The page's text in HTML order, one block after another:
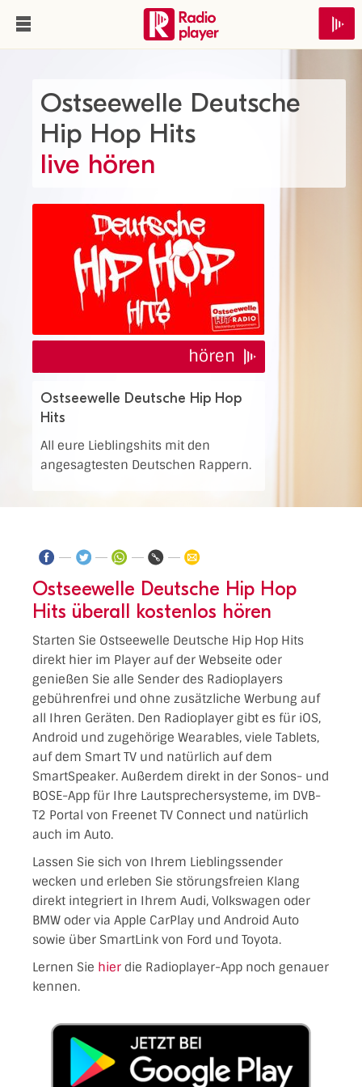
Ostseewelle Deutsche
Hip Hop Hits
live hören
hören
Ostseewelle Deutsche Hip Hop
Hits
All eure Lieblingshits mit den
angesagtesten Deutschen Rappern.
Ostseewelle Deutsche Hip Hop
Hits überall kostenlos hören
Starten Sie Ostseewelle Deutsche Hip Hop Hits
direkt hier im Player auf der Webseite oder
genießen Sie alle Sender des Radioplayers
gebührenfrei und ohne zusätzliche Werbung auf
all Ihren Geräten. Den Radioplayer gibt es für iOS,
Android und zugehörige Wearables, viele Tablets,
auf dem Smart TV und natürlich auf dem
SmartSpeaker. Außerdem direkt in der Sonos- und
BOSE-App für Ihre Lautsprechersysteme, im DVB-
T2 Portal von Freenet TV Connect und natürlich
auch im Auto.
Lassen Sie sich von Ihrem Lieblingssender
wecken und erleben Sie störungsfreien Klang
direkt integriert in Ihrem Audi, Volkswagen oder
BMW oder via Apple CarPlay und Android Auto
sowie über SmartLink von Ford und Toyota.
Lernen Sie hier die Radioplayer-App noch genauer
kennen.